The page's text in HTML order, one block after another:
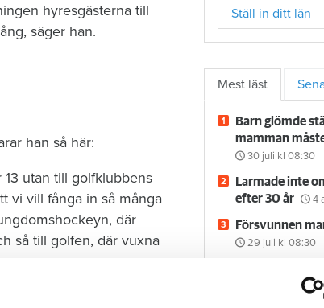
hyresgästerna till
säger han.
han så här:
utan till golfklubbens
vi vill fånga in så många
där
så till golfen, där vuxna
Akademi. Här är
Ställ in ditt län
Mest läst
Barn glömde
mamman
30 juli kl 08:30
Larmade inte
efter 30 år
4
Försvunnen
29 juli kl 08:30